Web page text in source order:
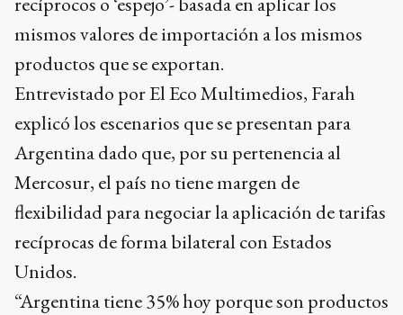
mismos valores de importación a los mismos
productos que se exportan.
Entrevistado por El Eco Multimedios, Farah
explicó los escenarios que se presentan para
Argentina dado que, por su pertenencia al
Mercosur, el país no tiene margen de
flexibilidad para negociar la aplicación de tarifas
recíprocas de forma bilateral con Estados
Unidos.
“Argentina tiene 35% hoy porque son productos